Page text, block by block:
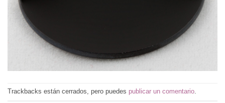
Trackbacks están cerrados, pero puedes publicar un comentario.